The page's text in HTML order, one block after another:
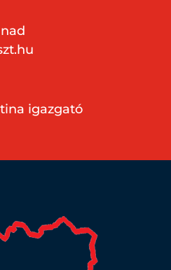
igazgató